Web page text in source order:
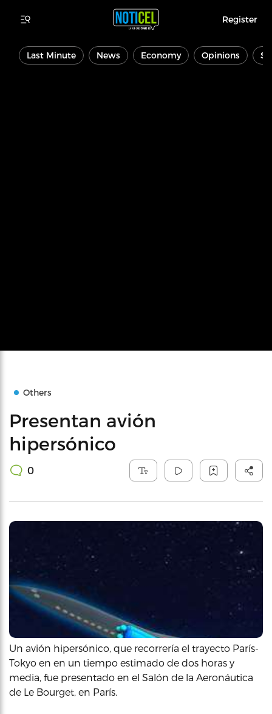
Register
Last Minute News Economy Opinions
Others
Presentan avión
hipersónico
0
Un avión hipersónico, que recorrería el trayecto París-
Tokyo en en un tiempo estimado de dos horas y
media, fue presentado en el Salón de la Aeronáutica
de Le Bourget, en París.